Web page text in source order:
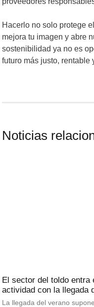
Hacerlo no solo protege
mejora tu imagen y abre
sostenibilidad ya no es
futuro más justo, rentable
Noticias
El sector del toldo entra
actividad con la llegada
La llegada del verano